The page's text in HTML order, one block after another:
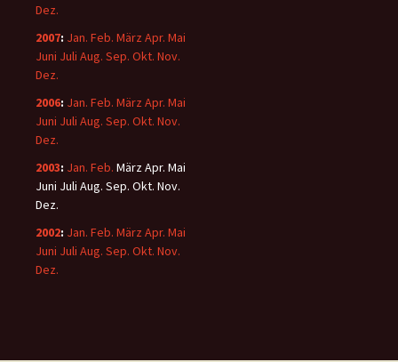
Dez.
2007: Jan. Feb. März Apr. Mai
Juni Juli Aug. Sep. Okt. Nov.
Dez.
2006: Jan. Feb. März Apr. Mai
Juni Juli Aug. Sep. Okt. Nov.
Dez.
2003: Jan. Feb. MärzApr. Mai
Juni Juli Aug. Sep. Okt. Nov.
Dez.
2002: Jan. Feb. März Apr. Mai
Juni Juli Aug. Sep. Okt. Nov.
Dez.